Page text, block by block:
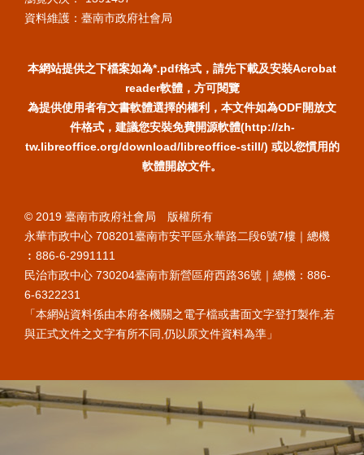
資料維護：臺南市政府社會局
本網站提供之下檔案如為*.pdf格式，請先下載及安裝Acrobat
reader軟體，方可閱覽
為提供使用者有文書軟體選擇的權利，本文件如為ODF開放文
件格式，建議您安裝免費開源軟體(http://zh-
tw.libreoffice.org/download/libreoffice-still/) 或以您慣用的
軟體開啟文件。
© 2019 臺南市政府社會局 版權所有
永華市政中心 708201臺南市安平區永華路二段6號7樓｜總機
︰886-6-2991111
民治市政中心 730204臺南市新營區府西路36號｜總機：886-
6-6322231
「本網站資料係由本府各機關之電子檔或書面文字登打製作,若
與正式文件之文字有所不同,仍以原文件資料為準」